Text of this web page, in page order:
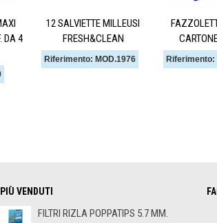
DA 4
12 SALVIETTE MILLEUSI
FRESH&CLEAN
Riferimento: MOD.1976 Riferimento:
PIÙ VENDUTI
FILTRI RIZLA POPPATIPS 5.7 MM.